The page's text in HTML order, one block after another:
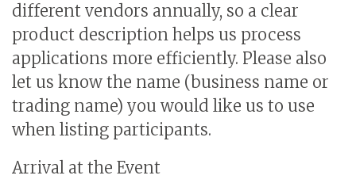
different vendors annually, so a clear
product description helps us process
applications more efficiently. Please also
let us know the name (business name or
trading name) you would like us to use
when listing participants.
Arrival at the Event